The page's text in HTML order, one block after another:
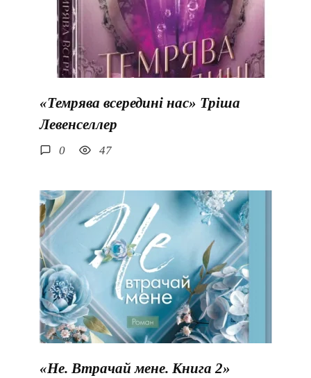
«Темрява всередині нас» Тріша
Левенселлер
0 47
«Не. Втрачай мене. Книга 2»